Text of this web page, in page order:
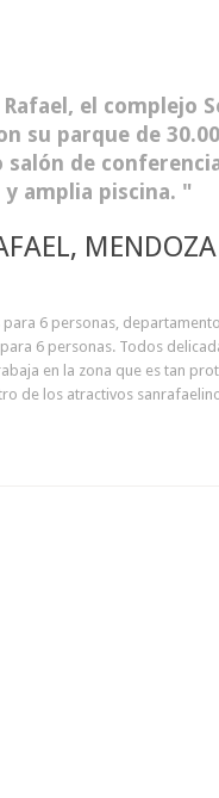
el complejo
su parque de
de
amplia piscina.
MENDOZA
6 personas,
6 personas. Todos
en la zona que es tan
de los atractivos